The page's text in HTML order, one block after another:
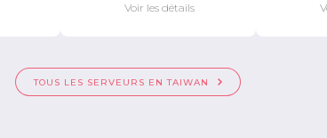
Voir les détails
TOUS LES SERVEURS EN TAIWAN